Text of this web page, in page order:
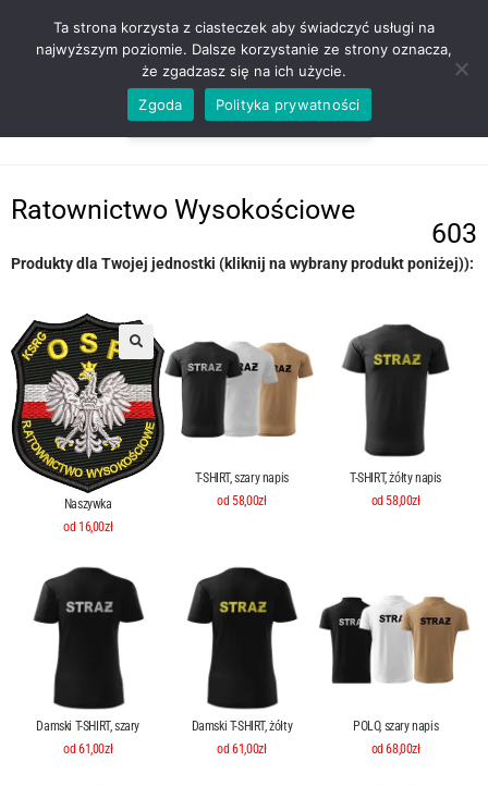
ZADZWOŃ TEL. 600 352 938
Ratownictwo Wysokościowe
603
Produkty dla Twojej jednostki (kliknij na wybrany produkt poniżej)):
Naszywka
od 16,00zł
T-SHIRT, szary napis
od 58,00zł
T-SHIRT, żółty napis
od 58,00zł
Damski T-SHIRT, szary
od 61,00zł
Damski T-SHIRT, żółty
od 61,00zł
POLO, szary napis
od 68,00zł
Ta strona korzysta z ciasteczek aby świadczyć usługi na
najwyższym poziomie. Dalsze korzystanie ze strony oznacza,
że zgadzasz się na ich użycie.
Zgoda
Polityka prywatności